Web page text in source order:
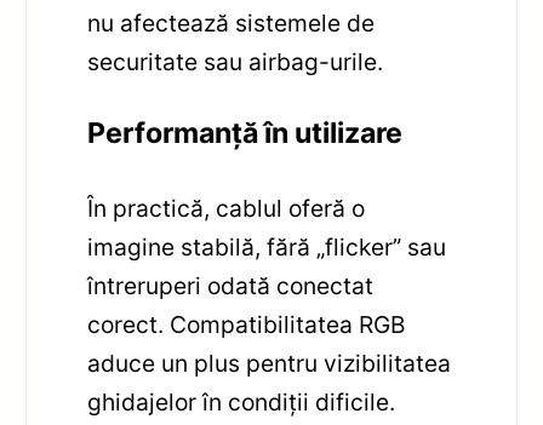
nu afectează sistemele de
securitate sau airbag-urile.
Performanță în utilizare
În practică, cablul oferă o
imagine stabilă, fără „flicker” sau
întreruperi odată conectat
corect. Compatibilitatea RGB
aduce un plus pentru vizibilitatea
ghidajelor în condiții dificile.